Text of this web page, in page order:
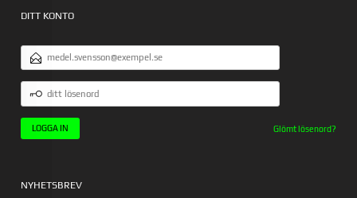
DITT KONTO
E-
POSTADRESS
LÖSENORD
Glömt lösenord?
NYHETSBREV